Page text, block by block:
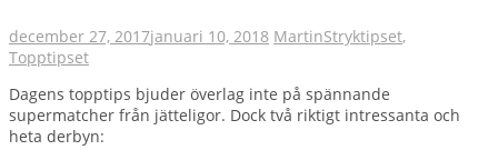
december 27, 2017januari 10, 2018 MartinStryktipset,
Topptipset
Dagens topptips bjuder överlag inte på spännande
supermatcher från jätteligor. Dock två riktigt intressanta och
heta derbyn: